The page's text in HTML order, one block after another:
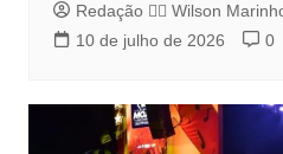
Redação 👨‍⚖️​ Wilson
10 de julho de 2026
0